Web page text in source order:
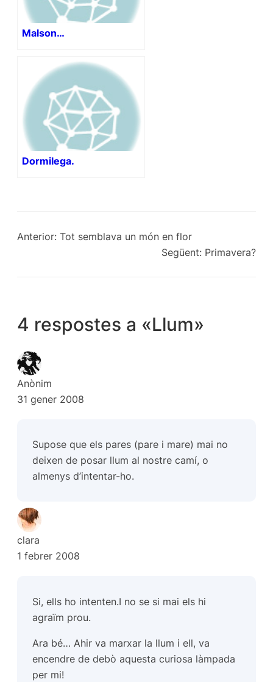
Malson…
Dormilega.
Anterior: Tot semblava un món en flor
Següent: Primavera?
4 respostes a «Llum»
Anònim
31 gener 2008
Supose que els pares (pare i mare) mai no
deixen de posar llum al nostre camí, o
almenys d’intentar-ho.
clara
1 febrer 2008
Si, ells ho intenten.I no se si mai els hi
agraïm prou.
Ara bé… Ahir va marxar la llum i ell, va
encendre de debò aquesta curiosa làmpada
per mi!